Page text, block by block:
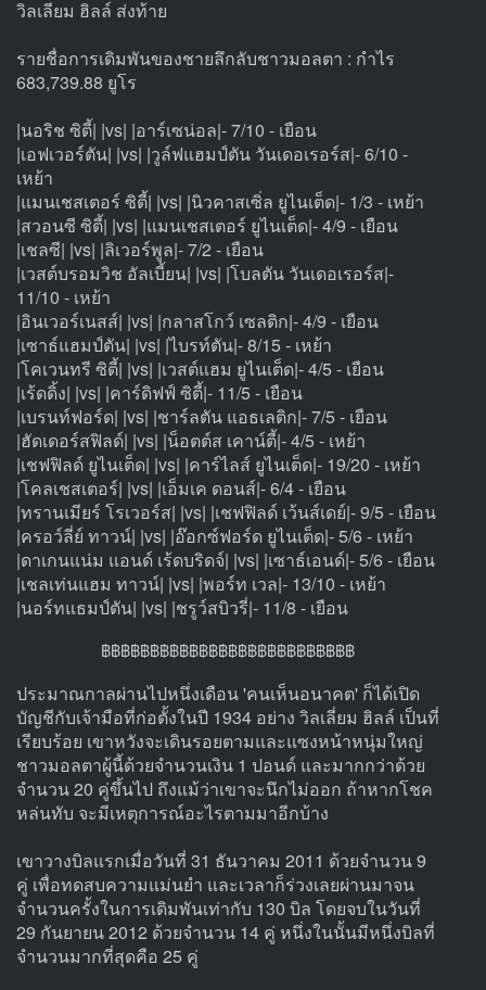
วิลเลียม ฮิลล์ ส่งท้าย
รายชื่อการเดิมพันของชายลึกลับชาวมอลตา : กำไร
683,739.88 ยูโร
|นอริช ซิตี้| |vs| |อาร์เซน่อล|- 7/10 - เยือน
|เอฟเวอร์ตัน| |vs| |วูล์ฟแฮมป์ตัน วันเดอเรอร์ส|- 6/10 -
เหย้า
|แมนเชสเตอร์ ซิตี้| |vs| |นิวคาสเซิ่ล ยูไนเต็ด|- 1/3 - เหย้า
|สวอนซี ซิตี้| |vs| |แมนเชสเตอร์ ยูไนเต็ด|- 4/9 - เยือน
|เชลซี| |vs| |ลิเวอร์พูล|- 7/2 - เยือน
|เวสต์บรอมวิช อัลเบี้ยน| |vs| |โบลตัน วันเดอเรอร์ส|-
11/10 - เหย้า
|อินเวอร์เนสส์| |vs| |กลาสโกว์ เซลติก|- 4/9 - เยือน
|เซาธ์แฮมป์ตัน| |vs| |ไบรท์ตัน|- 8/15 - เหย้า
|โคเวนทรี ซิตี้| |vs| |เวสต์แฮม ยูไนเต็ด|- 4/5 - เยือน
|เร้ดดิ้ง| |vs| |คาร์ดิฟฟ์ ซิตี้|- 11/5 - เยือน
|เบรนท์ฟอร์ด| |vs| |ชาร์ลตัน แอธเลติก|- 7/5 - เยือน
|ฮัดเดอร์สฟิลด์| |vs| |น็อตต์ส เคาน์ตี้|- 4/5 - เหย้า
|เชฟฟิลด์ ยูไนเต็ด| |vs| |คาร์ไลส์ ยูไนเต็ด|- 19/20 - เหย้า
|โคลเชสเตอร์| |vs| |เอ็มเค ดอนส์|- 6/4 - เยือน
|ทรานเมียร์ โรเวอร์ส| |vs| |เชฟฟิลด์ เว้นส์เดย์|- 9/5 - เยือน
|ครอว์ลี่ย์ ทาวน์| |vs| |อ๊อกซ์ฟอร์ด ยูไนเต็ด|- 5/6 - เหย้า
|ดาเกนแน่ม แอนด์ เร้ดบริดจ์| |vs| |เซาธ์เอนด์|- 5/6 - เยือน
|เชลเท่นแฮม ทาวน์| |vs| |พอร์ท เวล|- 13/10 - เหย้า
|นอร์ทแธมป์ตัน| |vs| |ชรูว์สบิวรี่|- 11/8 - เยือน
฿฿฿฿฿฿฿฿฿฿฿฿฿฿฿฿฿฿฿฿฿฿฿฿฿฿
ประมาณกาลผ่านไปหนึ่งเดือน 'คนเห็นอนาคต' ก็ได้เปิด
บัญชีกับเจ้ามือที่ก่อตั้งในปี 1934 อย่าง วิลเลี่ยม ฮิลล์ เป็นที่
เรียบร้อย เขาหวังจะเดินรอยตามและแซงหน้าหนุ่มใหญ่
ชาวมอลตาผู้นี้ด้วยจำนวนเงิน 1 ปอนด์ และมากกว่าด้วย
จำนวน 20 คู่ขึ้นไป ถึงแม้ว่าเขาจะนึกไม่ออก ถ้าหากโชค
หล่นทับ จะมีเหตุการณ์อะไรตามมาอีกบ้าง
เขาวางบิลแรกเมื่อวันที่ 31 ธันวาคม 2011 ด้วยจำนวน 9
คู่ เพื่อทดสบความแม่นยำ และเวลาก็ร่วงเลยผ่านมาจน
จำนวนครั้งในการเดิมพันเท่ากับ 130 บิล โดยจบในวันที่
29 กันยายน 2012 ด้วยจำนวน 14 คู่ หนึ่งในนั้นมีหนึ่งบิลที่
จำนวนมากที่สุดคือ 25 คู่